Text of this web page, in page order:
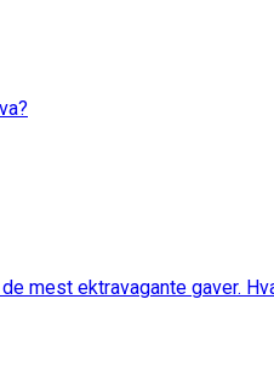
mest ektravagante gaver.